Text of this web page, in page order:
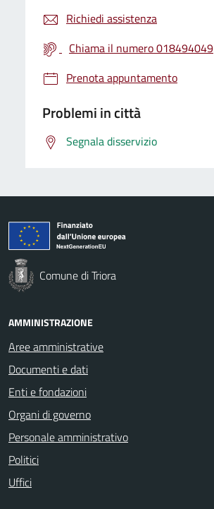
Richiedi assistenza
Chiama il numero 018494049
Prenota appuntamento
Problemi in città
Segnala disservizio
Comune di Triora
AMMINISTRAZIONE
Aree amministrative
Documenti e dati
Enti e fondazioni
Organi di governo
Personale amministrativo
Politici
Uffici